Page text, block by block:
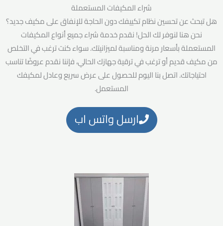
شراء المكيفات المستعملة
هل تبحث عن تحسين نظام تكييفك دون الحاجة للإنفاق على مكيف جديد؟
نحن هنا لنوفر لك الحل! نقدم خدمة شراء جميع أنواع المكيفات
المستعملة بأسعار مرنة ومناسبة لميزانيتك. سواء كنت ترغب في التخلص
من مكيف قديم أو ترغب في ترقية جهازك الحالي، فإننا نقدم عروضًا تناسب
احتياجاتك. اتصل بنا اليوم للحصول على عرض سريع وعادل لمكيفك
المستعمل.
ارسل واتس اب